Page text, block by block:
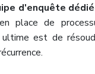
d'enquête
place de
est de